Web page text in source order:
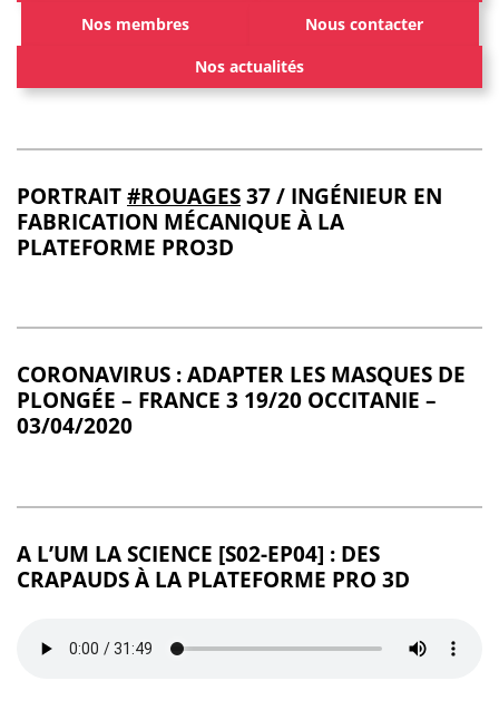
Nos membres Nous contacter
Nos actualités
PORTRAIT#ROUAGES37 / INGÉNIEUR EN
FABRICATION MÉCANIQUE À LA
PLATEFORME PRO3D
CORONAVIRUS : ADAPTER LES MASQUES DE
PLONGÉE – FRANCE 3 19/20 OCCITANIE –
03/04/2020
A L’UM LA SCIENCE [S02-EP04] : DES
CRAPAUDS À LA PLATEFORME PRO 3D